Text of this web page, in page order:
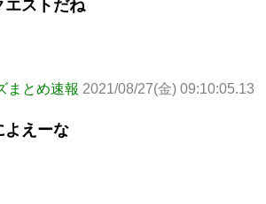
エストだね
まとめ速報 2021/08/27(金) 09:10:05.13
よえーな